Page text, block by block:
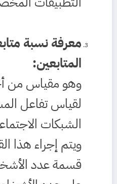
معرفة نسبة
المتابعين:
وهو مقياس من
لقياس تفاعل
الشبكات
ويتم إجراء هذا
قسمة عدد